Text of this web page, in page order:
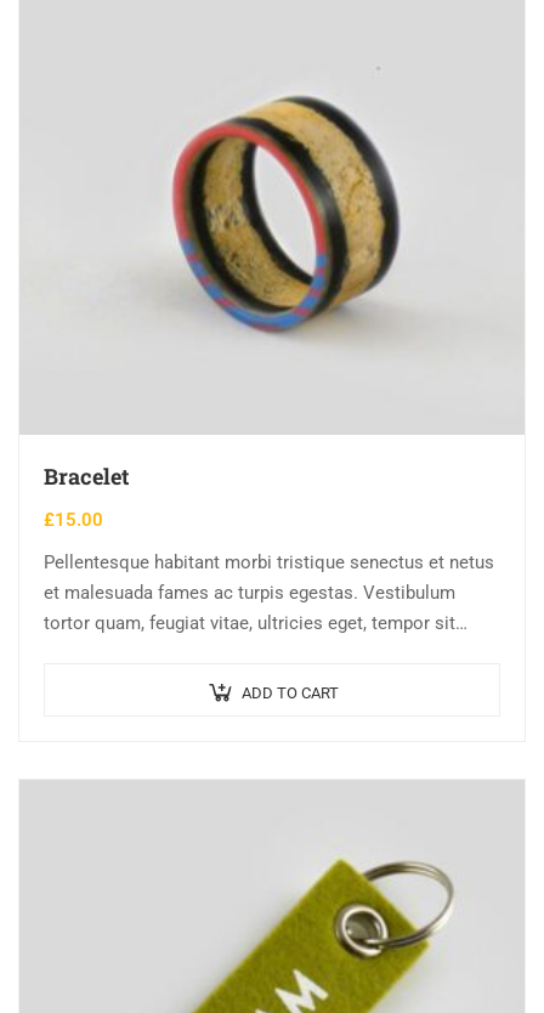
Bracelet
£15.00
Pellentesque habitant morbi tristique senectus et netus
et malesuada fames ac turpis egestas. Vestibulum
tortor quam, feugiat vitae, ultricies eget, tempor sit
ADD TO CART